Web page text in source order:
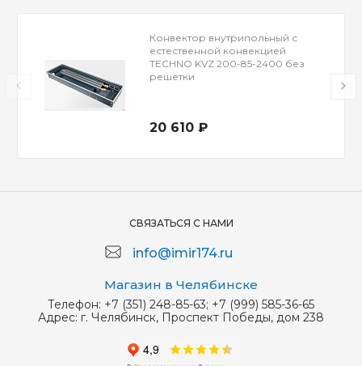
Конвектор внутрипольный с
естественной конвекцией
TECHNO KVZ 200-85-2400 без
решетки
20 610 ₽
СВЯЗАТЬСЯ С НАМИ
info@imir174.ru
Магазин в Челябинске
Телефон: +7 (351) 248-85-63; +7 (999) 585-36-65
Адрес: г. Челябинск, Проспект Победы, дом 238